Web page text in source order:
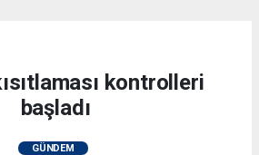
kontrolleri
başladı
GÜNDEM